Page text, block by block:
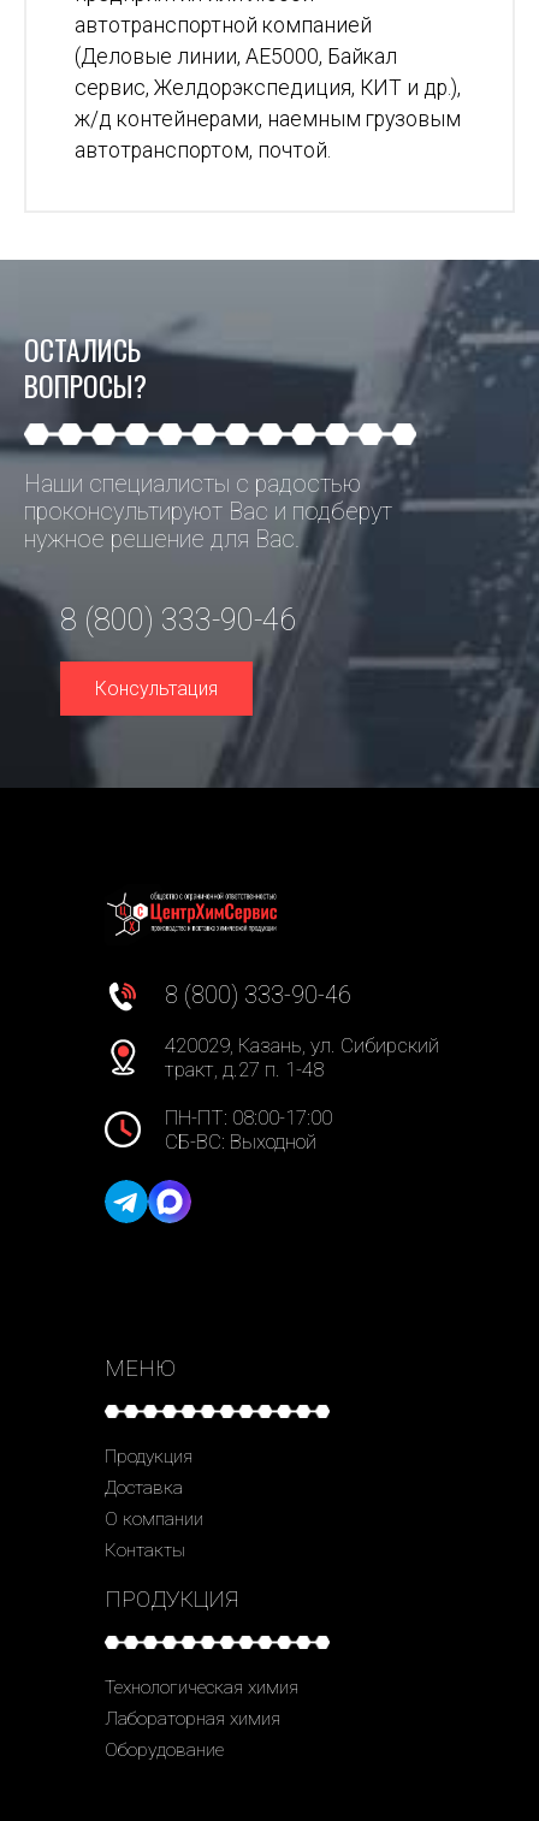
автотранспортной компанией
(Деловые линии, АЕ5000, Байкал
сервис, Желдорэкспедиция, КИТ и др.),
ж/д контейнерами, наемным грузовым
автотранспортом, почтой.
ОСТАЛИСЬ
ВОПРОСЫ?
Наши специалисты с радостью
проконсультируют Вас и подберут
нужное решение для Вас.
8 (800) 333-90-46
Консультация
8 (800) 333-90-46
420029, Казань, ул. Сибирский
тракт, д.27 п. 1-48
ПН-ПТ: 08:00-17:00
СБ-ВС: Выходной
МЕНЮ
Продукция
Доставка
О компании
Контакты
ПРОДУКЦИЯ
Технологическая химия
Лабораторная химия
Оборудование